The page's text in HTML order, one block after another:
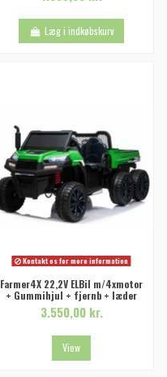
Læg i indkøbskurv
Kontakt os for mere information
Farmer4X 22,2V ELBil m/4xmotor
+ Gummihjul + fjernb + læder
3.550,00 kr.
View